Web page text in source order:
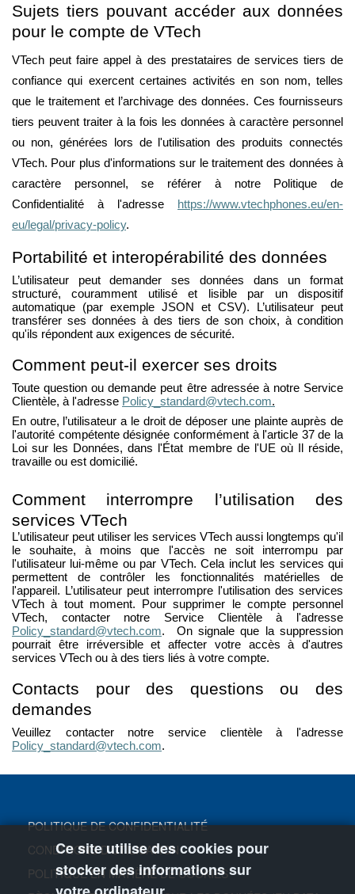
Ce site utilise des cookies pour
stocker des informations sur
Sujets tiers pouvant accéder aux données
pour le compte de VTech
VTech peut faire appel à des prestataires de services tiers de
confiance qui exercent certaines activités en son nom, telles
que le traitement et l’archivage des données. Ces fournisseurs
tiers peuvent traiter à la fois les données à caractère personnel
ou non, générées lors de l'utilisation des produits connectés
VTech. Pour plus d'informations sur le traitement des données à
caractère personnel, se référer à notre Politique de
Confidentialité à l'adresse
https://www.vtechphones.eu/en-
eu/legal/privacy-policy.
Portabilité et interopérabilité des données
L’utilisateur peut demander ses données dans un format
structuré, couramment utilisé et lisible par un dispositif
automatique (par exemple JSON et CSV). L’utilisateur peut
transférer ses données à des tiers de son choix, à condition
qu'ils répondent aux exigences de sécurité.
Comment peut-il exercer ses droits
Toute question ou demande peut être adressée à notre Service
Clientèle, à l'adresse Policy_standard@vtech.com.
En outre, l’utilisateur a le droit de déposer une plainte auprès de
l'autorité compétente désignée conformément à l'article 37 de la
Loi sur les Données, dans l'État membre de l'UE où Il réside,
travaille ou est domicilié.
Comment interrompre l’utilisation des
services VTech
L’utilisateur peut utiliser les services VTech aussi longtemps qu'il
le souhaite, à moins que l'accès ne soit interrompu par
l'utilisateur lui-même ou par VTech. Cela inclut les services qui
permettent de contrôler les fonctionnalités matérielles de
l'appareil. L’utilisateur peut interrompre l'utilisation des services
VTech à tout moment. Pour supprimer le compte personnel
VTech, contacter notre Service Clientèle à l'adresse
Policy_standard@vtech.com. On signale que la suppression
pourrait être irréversible et affecter votre accès à d'autres
services VTech ou à des tiers liés à votre compte.
Contacts pour des questions ou des
demandes
Veuillez contacter notre service clientèle à l'adresse
Policy_standard@vtech.com.
POLITIQUE DE CONFIDENTIALITÉ
CONDITIONS D’UTILISATION
POLITIQUE EN MATIÈRE DE COOKIES